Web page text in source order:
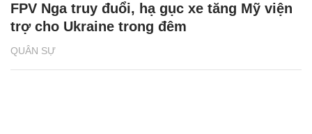
QUÂN SỰ
FPV Nga truy đuổi, hạ gục xe tăng Mỹ viện
trợ cho Ukraine trong đêm